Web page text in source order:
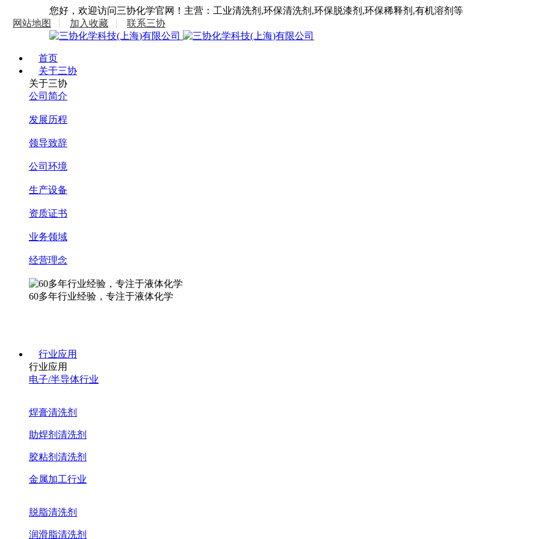
您好，欢迎访问三协化学官网！主营：工业清洗剂,环保清洗剂,环保脱漆剂,环保稀释剂,有机溶剂等
网站地图
加入收藏 联系三协
首页
关于三协
关于三协
公司简介
发展历程
领导致辞
公司环境
生产设备
资质证书
业务领域
经营理念
60多年行业经验，专注于液体化学
行业应用
行业应用
电子/半导体行业
焊膏清洗剂
助焊剂清洗剂
胶粘剂清洗剂
金属加工行业
脱脂清洗剂
润滑脂清洗剂